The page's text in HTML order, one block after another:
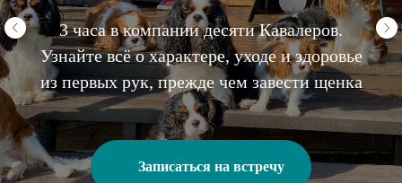
3 часа в компании десяти Кавалеров.
Узнайте всё о характере, уходе и здоровье
из первых рук, прежде чем завести щенка
Записаться на встречу